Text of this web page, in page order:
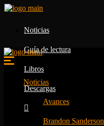
Noticias
Guía de lectura
Libros
Descargas
Noticias
Avances
Brandon Sanderson